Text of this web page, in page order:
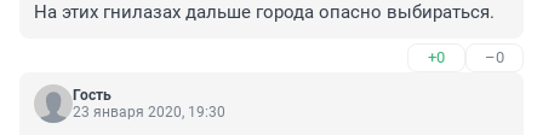
На этих гнилазах дальше города опасно выбираться.
+0 –0
Гость
23 января 2020, 19:30